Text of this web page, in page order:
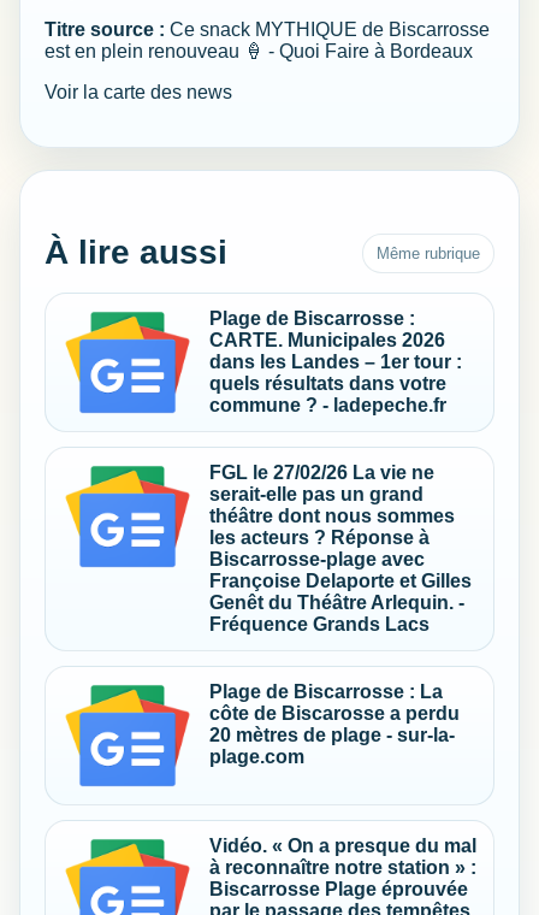
Titre source : Ce snack MYTHIQUE de Biscarrosse
est en plein renouveau 🍦 - Quoi Faire à Bordeaux
Voir la carte des news
À lire aussi Même rubrique
Plage de Biscarrosse :
CARTE. Municipales 2026
dans les Landes – 1er tour :
quels résultats dans votre
commune ? - ladepeche.fr
FGL le 27/02/26 La vie ne
serait-elle pas un grand
théâtre dont nous sommes
les acteurs ? Réponse à
Biscarrosse-plage avec
Françoise Delaporte et Gilles
Genêt du Théâtre Arlequin. -
Fréquence Grands Lacs
Plage de Biscarrosse : La
côte de Biscarosse a perdu
20 mètres de plage - sur-la-
plage.com
Vidéo. « On a presque du mal
à reconnaître notre station » :
Biscarrosse Plage éprouvée
par le passage des tempêtes